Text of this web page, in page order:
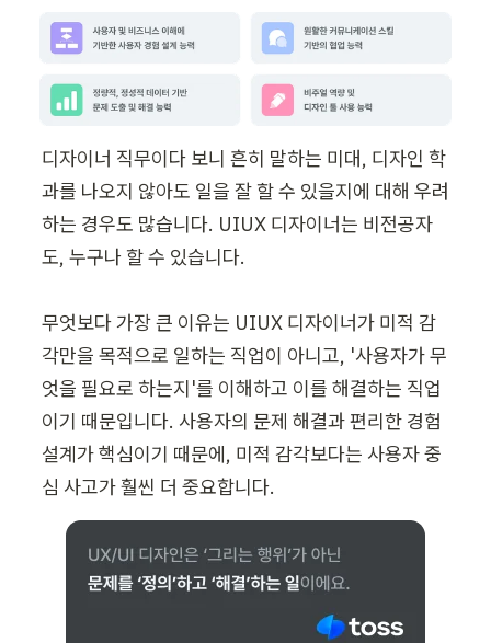
디자이너 직무이다 보니 흔히 말하는 미대, 디자인 학
과를 나오지 않아도 일을 잘 할 수 있을지에 대해 우려
하는 경우도 많습니다. UIUX 디자이너는 비전공자
도, 누구나 할 수 있습니다.
무엇보다 가장 큰 이유는 UIUX 디자이너가 미적 감
각만을 목적으로 일하는 직업이 아니고, '사용자가 무
엇을 필요로 하는지'를 이해하고 이를 해결하는 직업
이기 때문입니다. 사용자의 문제 해결과 편리한 경험
설계가 핵심이기 때문에, 미적 감각보다는 사용자 중
심 사고가 훨씬 더 중요합니다.